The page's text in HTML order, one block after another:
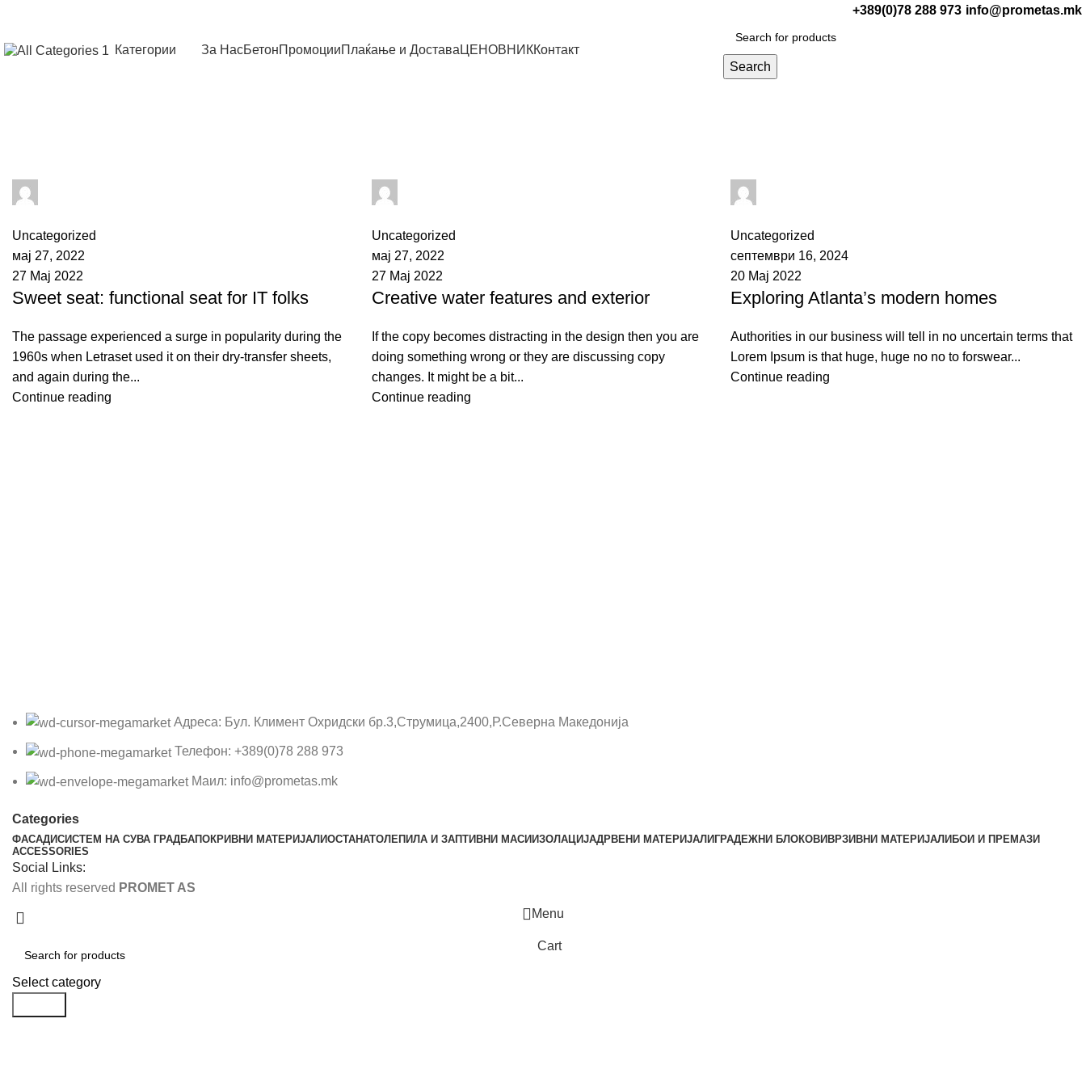
+389(0)78 288 973 info@prometas.mk
Категории За НасБетонПромоцииПлаќање и Достава ЦЕНОВНИККонтакт
Search
Uncategorized
мај 27, 2022
27 Мај 2022
Sweet seat: functional seat for IT folks
The passage experienced a surge in popularity during the
1960s when Letraset used it on their dry-transfer sheets,
and again during the...
Continue reading
Uncategorized
мај 27, 2022
27 Мај 2022
Creative water features and exterior
If the copy becomes distracting in the design then you are
doing something wrong or they are discussing copy
changes. It might be a bit...
Continue reading
Uncategorized
септември 16, 2024
20 Мај 2022
Exploring Atlanta’s modern homes
Authorities in our business will tell in no uncertain terms that
Lorem Ipsum is that huge, huge no no to forswear...
Continue reading
Адреса: Бул. Климент Охридски бр.3,Струмица,2400,Р.Северна Македонија
Телефон: +389(0)78 288 973
Маил: info@prometas.mk
Categories
ФАСАДИСИСТЕМ НА СУВА ГРАДБАПОКРИВНИ МАТЕРИЈАЛИОСТАНАТОЛЕПИЛА И ЗАПТИВНИ МАСИ ИЗОЛАЦИЈАДРВЕНИ МАТЕРИЈАЛИ ГРАДЕЖНИ БЛОКОВИ ВРЗИВНИ МАТЕРИЈАЛИ БОИ И ПРЕМАЗИ
ACCESSORIES
Social Links:
All rights reserved PROMET AS
Select category
Menu
Cart